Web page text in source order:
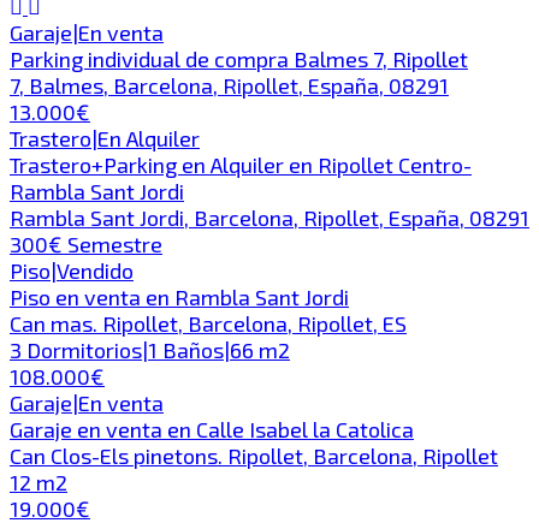
Garaje|En venta
Parking individual de compra Balmes 7, Ripollet
7, Balmes, Barcelona, Ripollet, España, 08291
13.000€
Trastero|En Alquiler
Trastero+Parking en Alquiler en Ripollet Centro-
Rambla Sant Jordi
Rambla Sant Jordi, Barcelona, Ripollet, España, 08291
300€ Semestre
Piso|Vendido
Piso en venta en Rambla Sant Jordi
Can mas. Ripollet, Barcelona, Ripollet, ES
3 Dormitorios|1 Baños|66 m2
108.000€
Garaje|En venta
Garaje en venta en Calle Isabel la Catolica
Can Clos-Els pinetons. Ripollet, Barcelona, Ripollet
12 m2
19.000€